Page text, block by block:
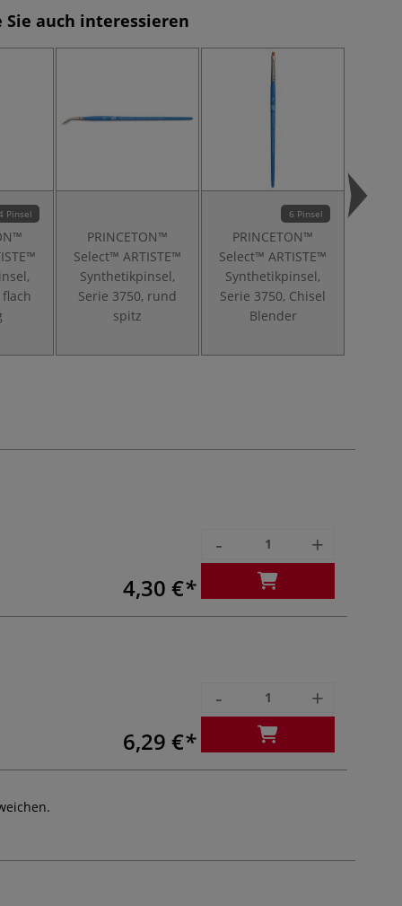
Sie auch interessieren
Pinsel
flach
PRINCETON™
Select™ ARTISTE™
Synthetikpinsel,
Serie 3750, rund
spitz
6 Pinsel
PRINCETON™
Select™ ARTISTE™
Synthetikpinsel,
Serie 3750, Chisel
Blender
4,30 €
- +
6,29 €
- +